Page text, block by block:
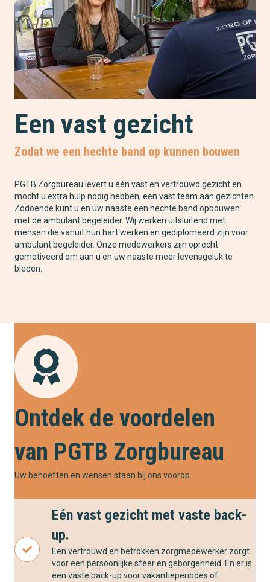
Een vast gezicht
Zodat we een hechte band op kunnen bouwen
PGTB Zorgbureau levert u één vast en vertrouwd gezicht en
mocht u extra hulp nodig hebben, een vast team aan gezichten.
Zodoende kunt u en uw naaste een hechte band opbouwen
met de ambulant begeleider. Wij werken uitsluitend met
mensen die vanuit hun hart werken en gediplomeerd zijn voor
ambulant begeleider. Onze medewerkers zijn oprecht
gemotiveerd om aan u en uw naaste meer levensgeluk te
bieden.
Ontdek de voordelen
van PGTB Zorgbureau
Uw behoeften en wensen staan bij ons voorop.
Eén vast gezicht met vaste back-
up.
Een vertrouwd en betrokken zorgmedewerker zorgt
voor een persoonlijke sfeer en geborgenheid. En er is
een vaste back-up voor vakantieperiodes of